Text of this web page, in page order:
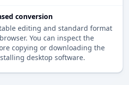
conversion
editing and standard format
You can inspect the
copying or downloading the
desktop software.